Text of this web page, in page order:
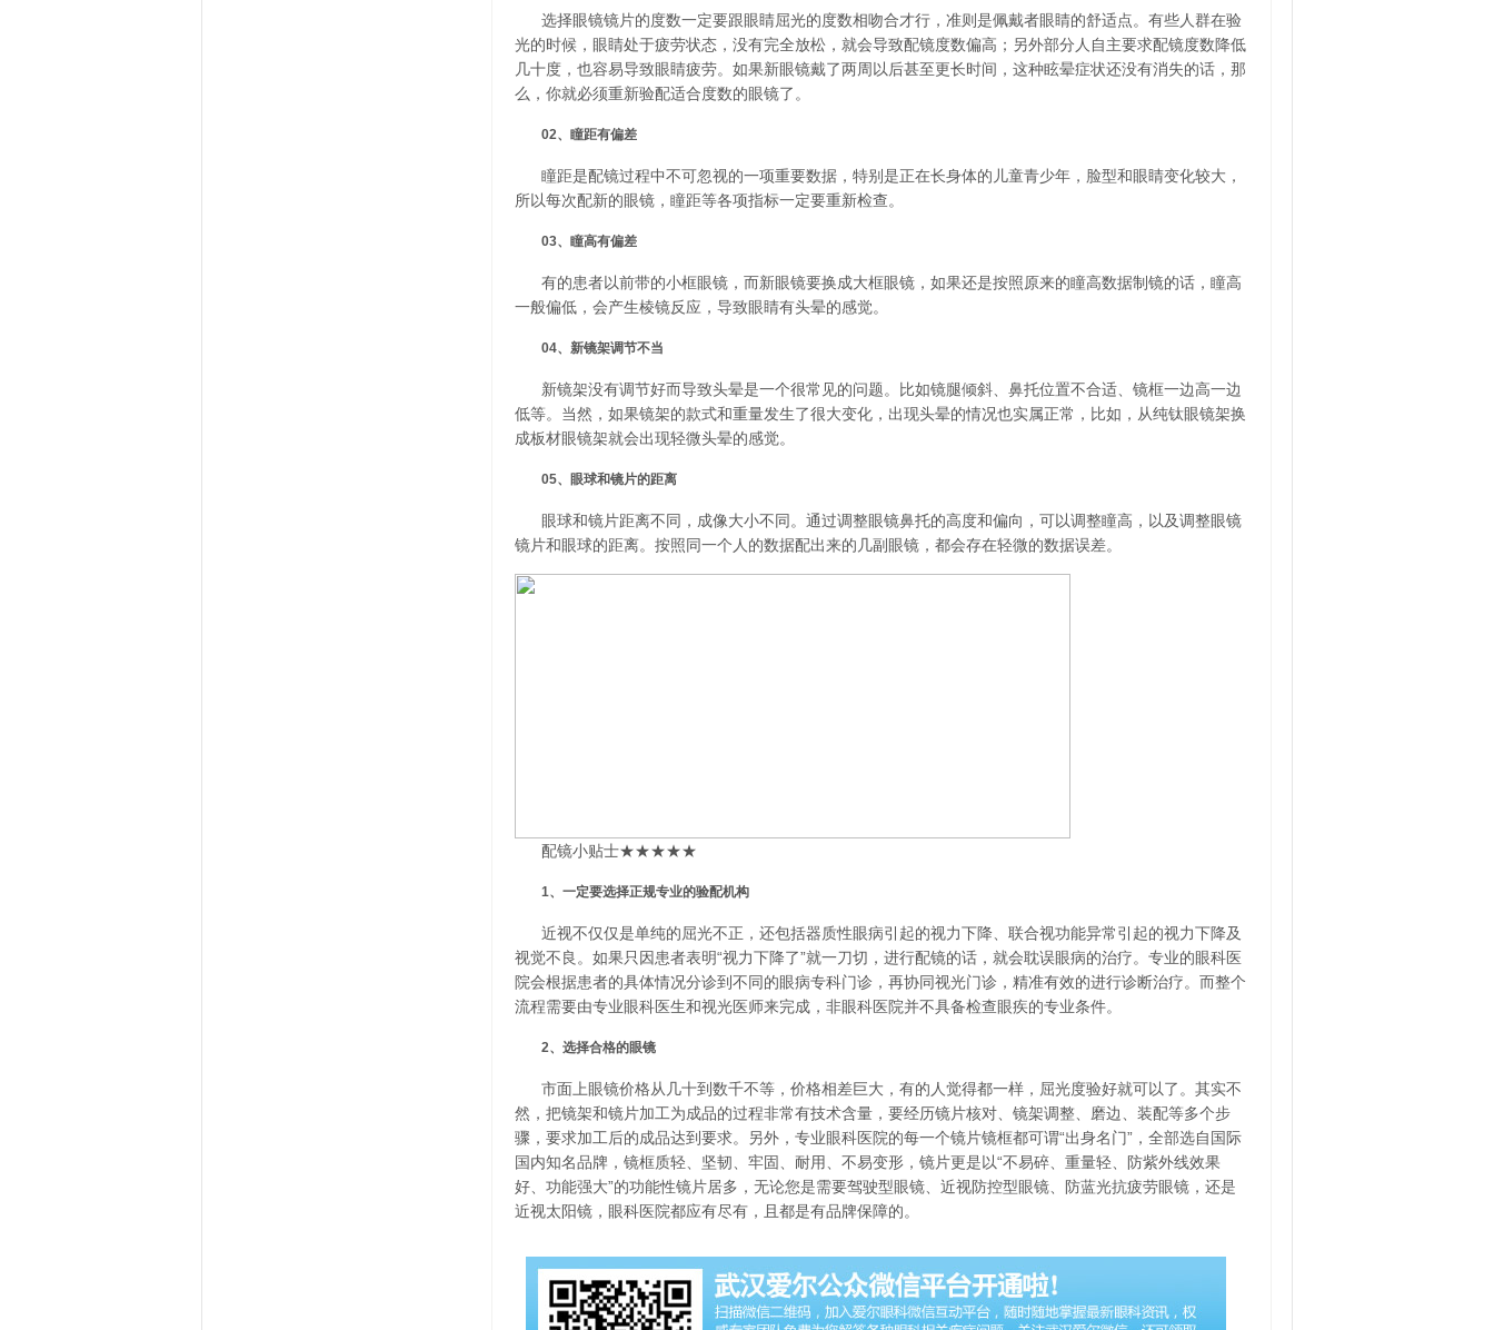
选择眼镜镜片的度数一定要跟眼睛屈光的度数相吻合才行，准则是佩戴者眼睛的舒适点。有些人群在验
光的时候，眼睛处于疲劳状态，没有完全放松，就会导致配镜度数偏高；另外部分人自主要求配镜度数降低
几十度，也容易导致眼睛疲劳。如果新眼镜戴了两周以后甚至更长时间，这种眩晕症状还没有消失的话，那
么，你就必须重新验配适合度数的眼镜了。
02、瞳距有偏差
瞳距是配镜过程中不可忽视的一项重要数据，特别是正在长身体的儿童青少年，脸型和眼睛变化较大，
所以每次配新的眼镜，瞳距等各项指标一定要重新检查。
03、瞳高有偏差
有的患者以前带的小框眼镜，而新眼镜要换成大框眼镜，如果还是按照原来的瞳高数据制镜的话，瞳高
一般偏低，会产生棱镜反应，导致眼睛有头晕的感觉。
04、新镜架调节不当
新镜架没有调节好而导致头晕是一个很常见的问题。比如镜腿倾斜、鼻托位置不合适、镜框一边高一边
低等。当然，如果镜架的款式和重量发生了很大变化，出现头晕的情况也实属正常，比如，从纯钛眼镜架换
成板材眼镜架就会出现轻微头晕的感觉。
05、眼球和镜片的距离
眼球和镜片距离不同，成像大小不同。通过调整眼镜鼻托的高度和偏向，可以调整瞳高，以及调整眼镜
镜片和眼球的距离。按照同一个人的数据配出来的几副眼镜，都会存在轻微的数据误差。
配镜小贴士★★★★★
1、一定要选择正规专业的验配机构
近视不仅仅是单纯的屈光不正，还包括器质性眼病引起的视力下降、联合视功能异常引起的视力下降及
视觉不良。如果只因患者表明“视力下降了”就一刀切，进行配镜的话，就会耽误眼病的治疗。专业的眼科医
院会根据患者的具体情况分诊到不同的眼病专科门诊，再协同视光门诊，精准有效的进行诊断治疗。而整个
流程需要由专业眼科医生和视光医师来完成，非眼科医院并不具备检查眼疾的专业条件。
2、选择合格的眼镜
市面上眼镜价格从几十到数千不等，价格相差巨大，有的人觉得都一样，屈光度验好就可以了。其实不
然，把镜架和镜片加工为成品的过程非常有技术含量，要经历镜片核对、镜架调整、磨边、装配等多个步
骤，要求加工后的成品达到要求。另外，专业眼科医院的每一个镜片镜框都可谓“出身名门”，全部选自国际
国内知名品牌，镜框质轻、坚韧、牢固、耐用、不易变形，镜片更是以“不易碎、重量轻、防紫外线效果
好、功能强大”的功能性镜片居多，无论您是需要驾驶型眼镜、近视防控型眼镜、防蓝光抗疲劳眼镜，还是
近视太阳镜，眼科医院都应有尽有，且都是有品牌保障的。